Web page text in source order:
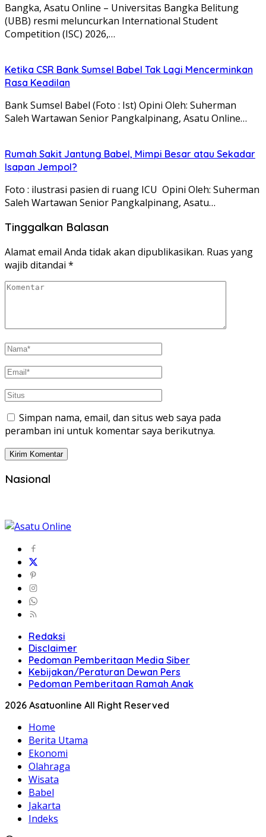
Bangka, Asatu Online – Universitas Bangka Belitung
(UBB) resmi meluncurkan International Student
Competition (ISC) 2026,…
Ketika CSR Bank Sumsel Babel Tak Lagi Mencerminkan
Rasa Keadilan
Bank Sumsel Babel (Foto : Ist) Opini Oleh: Suherman
Saleh Wartawan Senior Pangkalpinang, Asatu Online…
Rumah Sakit Jantung Babel, Mimpi Besar atau Sekadar
Isapan Jempol?
Foto : ilustrasi pasien di ruang ICU Opini Oleh: Suherman
Saleh Wartawan Senior Pangkalpinang, Asatu…
Tinggalkan Balasan
Alamat email Anda tidak akan dipublikasikan. Ruas yang
wajib ditandai *
Simpan nama, email, dan situs web saya pada
peramban ini untuk komentar saya berikutnya.
Nasional
Redaksi
Disclaimer
Pedoman Pemberitaan Media Siber
Kebijakan/Peraturan Dewan Pers
Pedoman Pemberitaan Ramah Anak
2026 Asatuonline All Right Reserved
Home
Berita Utama
Ekonomi
Olahraga
Wisata
Babel
Jakarta
Indeks